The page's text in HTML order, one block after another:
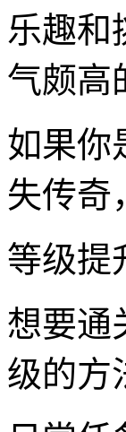
乐趣和
气颇高
如果你
失传奇
等级提
想要通
级的方